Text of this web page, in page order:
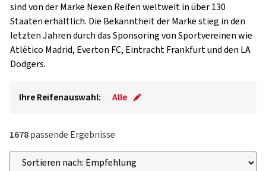
sind von der Marke Nexen Reifen weltweit in über 130
Staaten erhältlich. Die Bekanntheit der Marke stieg in den
letzten Jahren durch das Sponsoring von Sportvereinen wie
Atlético Madrid, Everton FC, Eintracht Frankfurt und den LA
Dodgers.
Ihre Reifenauswahl: Alle
1678passende Ergebnisse